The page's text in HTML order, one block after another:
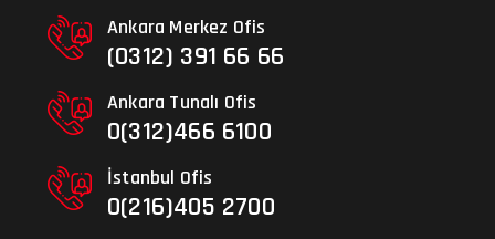
Ankara Merkez Ofis
(0312) 391 66 66
Ankara Tunalı Ofis
0(312)466 6100
İstanbul Ofis
0(216)405 2700